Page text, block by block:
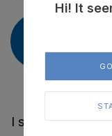
mere
I samarbejde
Hi! It